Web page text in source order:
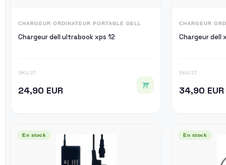
CHARGEUR ORDINATEUR PORTABLE DELL
Chargeur dell ultrabook xps 12
SKU 27
24,90 EUR
CHARGEUR
Chargeur dell
SKU 27
34,90 EUR
En stock En stock